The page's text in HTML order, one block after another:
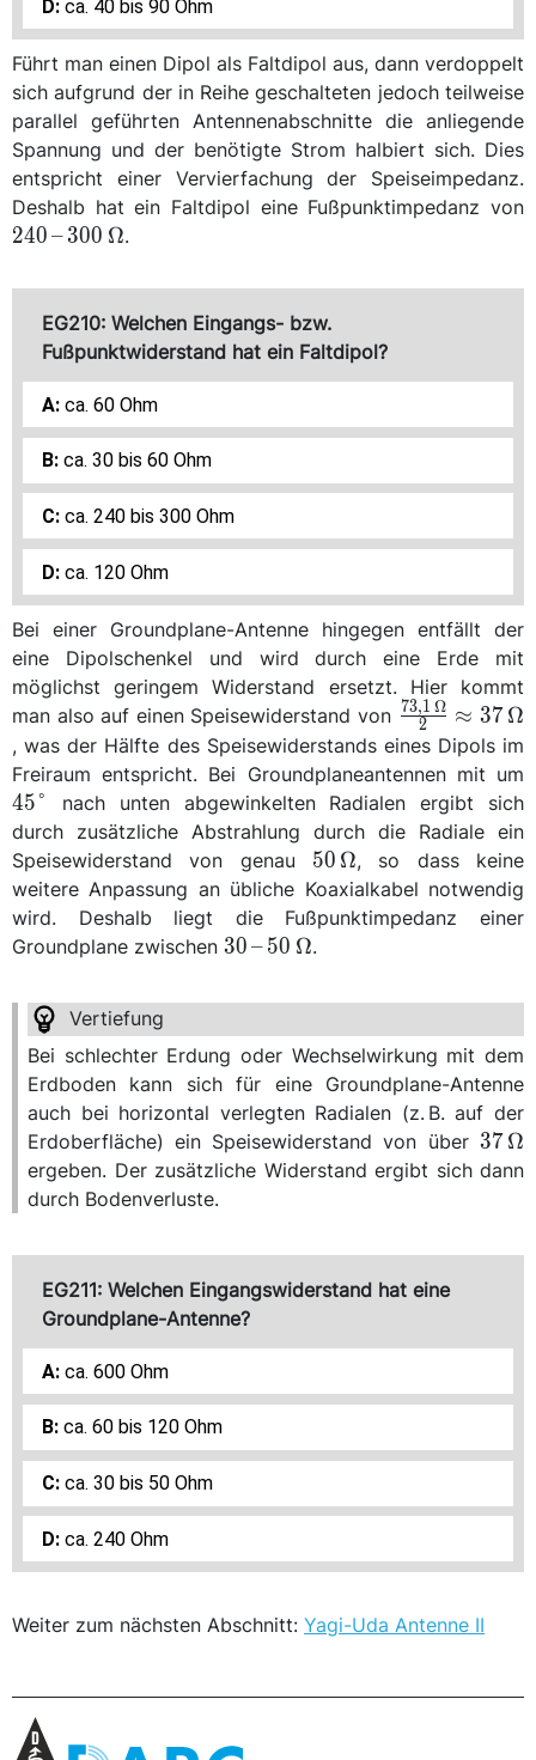
ca. 40 bis 90 Ohm
Führt man einen Dipol als Faltdipol aus, dann verdoppelt
sich aufgrund der in Reihe geschalteten jedoch teilweise
parallel geführten Antennenabschnitte die anliegende
Spannung und der benötigte Strom halbiert sich. Dies
entspricht einer Vervierfachung der Speiseimpedanz.
Deshalb hat ein Faltdipol eine Fußpunktimpedanz von
240–300 Ω.
EG210: Welchen Eingangs- bzw.
Fußpunktwiderstand hat ein Faltdipol?
ca. 60 Ohm
ca. 30 bis 60 Ohm
ca. 240 bis 300 Ohm
ca. 120 Ohm
Bei einer Groundplane-Antenne hingegen entfällt der
eine Dipolschenkel und wird durch eine Erde mit
möglichst geringem Widerstand ersetzt. Hier kommt
man also auf einen Speisewiderstand von
{\ohm}}{2}
\approx
\qty{37}
{\ohm}
2
73,1 Ω ≈ 37Ω
, was der Hälfte des Speisewiderstands eines Dipols im
Freiraum entspricht. Bei Groundplaneantennen mit um
45°
nach unten abgewinkelten Radialen ergibt sich
durch zusätzliche Abstrahlung durch die Radiale ein
Speisewiderstand von genau \qty{50}
{\ohm}
50 Ω, so dass keine
weitere Anpassung an übliche Koaxialkabel notwendig
wird. Deshalb liegt die Fußpunktimpedanz einer
Groundplane zwischen \qtyrange{30}
30–50 Ω.
Bei schlechter Erdung oder Wechselwirkung mit dem
Erdboden kann sich für eine Groundplane-Antenne
auch bei horizontal verlegten Radialen (z. B. auf der
Erdoberfläche) ein Speisewiderstand von über 37Ω
ergeben. Der zusätzliche Widerstand ergibt sich dann
durch Bodenverluste.
EG211: Welchen Eingangswiderstand hat eine
Groundplane-Antenne?
ca. 600 Ohm
ca. 60 bis 120 Ohm
ca. 30 bis 50 Ohm
ca. 240 Ohm
Weiter zum nächsten Abschnitt: Yagi-Uda Antenne II